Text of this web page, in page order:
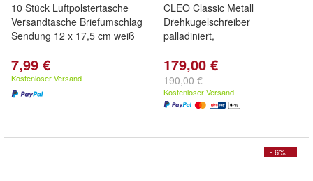
10 Stück Luftpolstertasche
Versandtasche Briefumschlag
Sendung 12 x 17,5 cm weiß
7,99 €
Kostenloser Versand
CLEO Classic Metall
Drehkugelschreiber
palladiniert,
179,00 €
190,00 €
Kostenloser Versand
- 6%